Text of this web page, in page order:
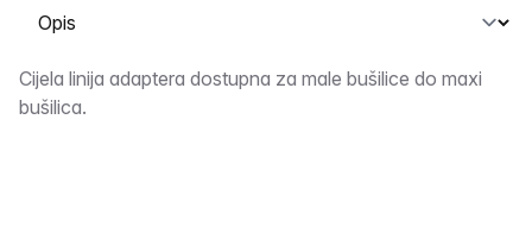
Odabir kartice
Opis
Cijela linija adaptera dostupna za male bušilice do maxi
bušilica.